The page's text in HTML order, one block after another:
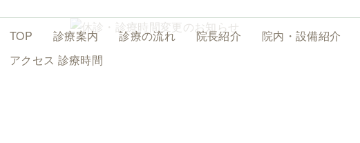
TOP 診療案内 診療の流れ 院長紹介
院内・設備紹介
アクセス 診療時間